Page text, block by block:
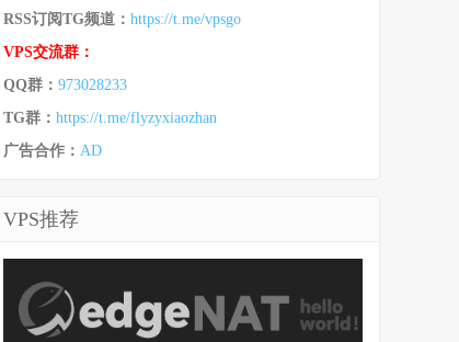
RSS订阅TG频道： https://t.me/vpsgo
VPS交流群：
QQ群： 973028233
TG群： https://t.me/flyzyxiaozhan
广告合作： AD
VPS推荐